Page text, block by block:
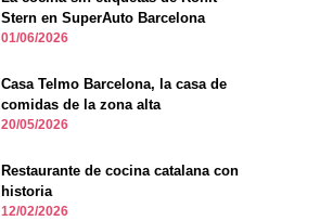
Stern en SuperAuto Barcelona
01/06/2026
Casa Telmo Barcelona, la casa de
comidas de la zona alta
20/05/2026
Restaurante de cocina catalana con
historia
12/02/2026